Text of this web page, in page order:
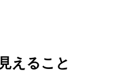
えること